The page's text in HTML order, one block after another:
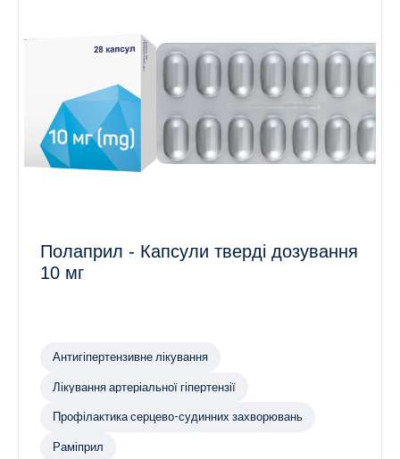
Полаприл - Капсули тверді дозування
10 мг
Антигіпертензивне лікування
Лікування артеріальної гіпертензії
Профілактика серцево-судинних захворювань
Раміприл